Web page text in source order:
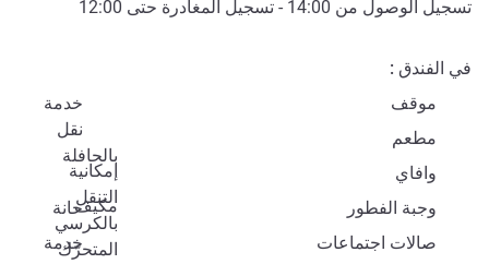
تسجيل الوصول من 14:00 - تسجيل المغادرة حتى 12:00
في الفندق
موقف
خدمة
نقل
بالحافلة
مطعم
إمكانية
التنقل
بالكرسي
المتحرّك
وافاي
مكيف
وجبة الفطور
حانة
صالات اجتماعات
خدمة